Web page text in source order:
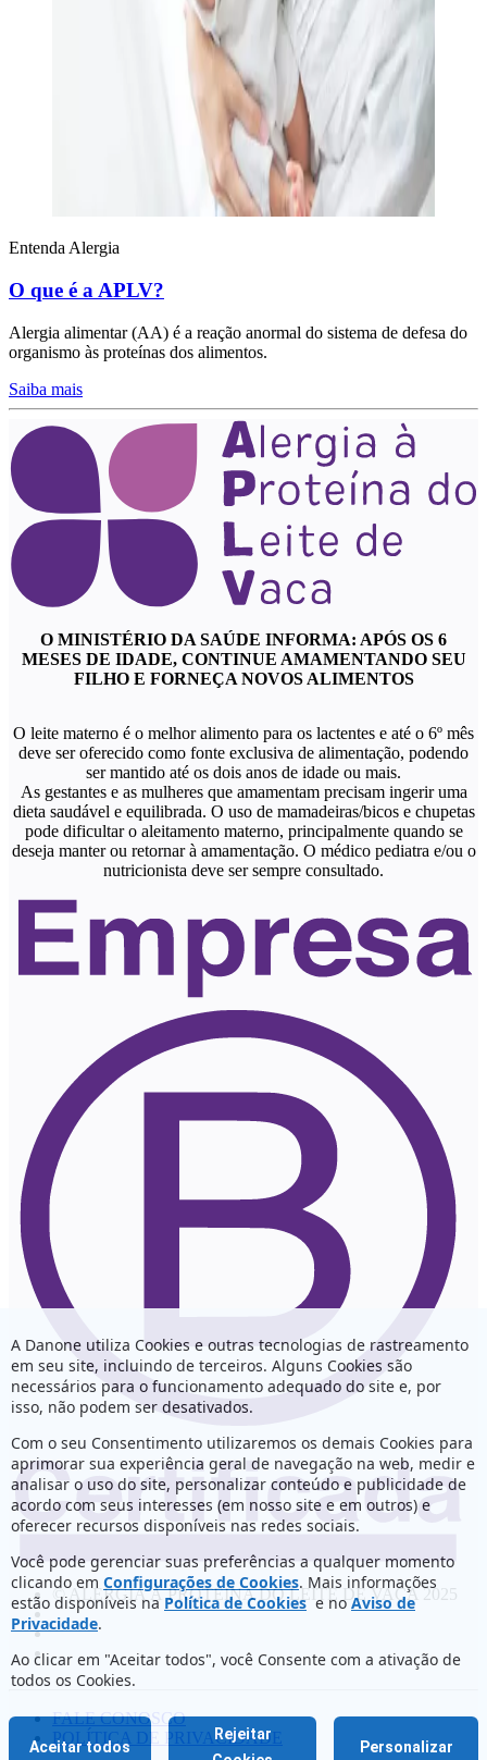
Entenda Alergia
O que é a APLV?
Alergia alimentar (AA) é a reação anormal do sistema de defesa do
organismo às proteínas dos alimentos.
Saiba mais
O MINISTÉRIO DA SAÚDE INFORMA: APÓS OS 6
MESES DE IDADE, CONTINUE AMAMENTANDO SEU
FILHO E FORNEÇA NOVOS ALIMENTOS
O leite materno é o melhor alimento para os lactentes e até o 6º mês
deve ser oferecido como fonte exclusiva de alimentação, podendo
ser mantido até os dois anos de idade ou mais.
As gestantes e as mulheres que amamentam precisam ingerir uma
dieta saudável e equilibrada. O uso de mamadeiras/bicos e chupetas
pode dificultar o aleitamento materno, principalmente quando se
deseja manter ou retornar à amamentação. O médico pediatra e/ou o
nutricionista deve ser sempre consultado.
© ALERGIA À PROTEINA DO LEITE DE VACA 2025
FALE CONOSCO
POLÍTICA DE PRIVACIDADE
A Danone utiliza Cookies e outras tecnologias de rastreamento
em seu site, incluindo de terceiros. Alguns Cookies são
necessários para o funcionamento adequado do site e, por
isso, não podem ser desativados.
Com o seu Consentimento utilizaremos os demais Cookies para
aprimorar sua experiência geral de navegação na web, medir e
analisar o uso do site, personalizar conteúdo e publicidade de
acordo com seus interesses (em nosso site e em outros) e
oferecer recursos disponíveis nas redes sociais.
Você pode gerenciar suas preferências a qualquer momento
clicando em Configurações de Cookies. Mais informações
estão disponíveis na Política de Cookies e no Aviso de
Privacidade.
Ao clicar em "Aceitar todos", você Consente com a ativação de
todos os Cookies.
Aceitar todos
Rejeitar
Personalizar